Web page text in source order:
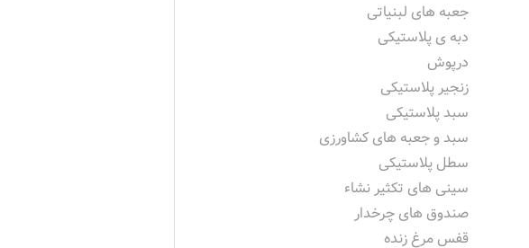
جعبه های لبنیاتی
دبه ی پلاستیکی
درپوش
زنجیر پلاستیکی
سبد پلاستیکی
سبد و جعبه های کشاورزی
سطل پلاستیکی
سینی های تکثیر نشاء
صندوق های چرخدار
قفس مرغ زنده